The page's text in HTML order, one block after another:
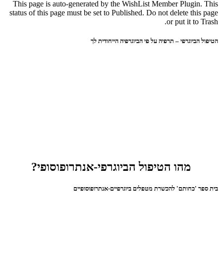
This page is auto-generated by the WishList Member Plugin. This
status of this page must be set to Published. Do not delete this page
or put it to Trash.
הטיפול הביוגרפי – תרפיה על פי הביוגרפיה הייחודית לך
מהו הטיפול הביוגרפי-אנתרופוסופי?
בית ספר 'כחותם' להכשרת מטפלים ביוגרפיים-אנתרופוסופיים